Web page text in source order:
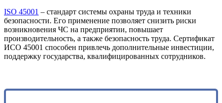
ISO 45001 – стандарт системы охраны труда и техники
безопасности. Его применение позволяет снизить риски
возникновения ЧС на предприятии, повышает
производительность, а также безопасность труда. Сертификат
ИСО 45001 способен привлечь дополнительные инвестиции,
поддержку государства, квалифицированных сотрудников.